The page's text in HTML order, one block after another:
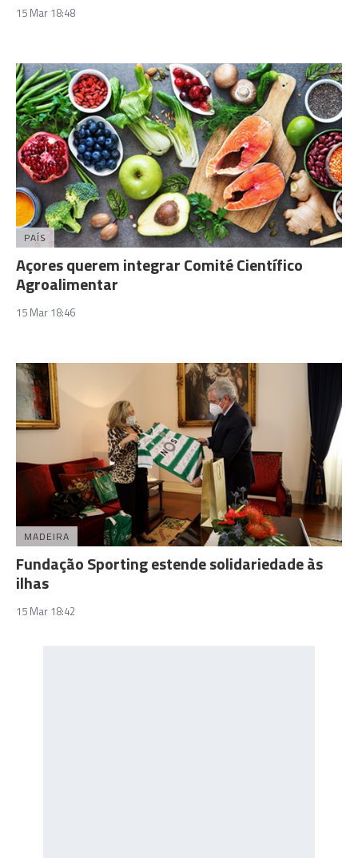
15 Mar 18:48
PAÍS
Açores querem integrar Comité Científico
Agroalimentar
15 Mar 18:46
MADEIRA
Fundação Sporting estende solidariedade às
ilhas
15 Mar 18:42